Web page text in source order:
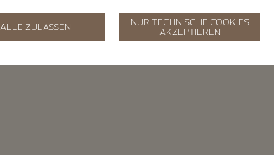
ALLE ZULASSEN NUR TECHNISCHE COOKIES
AKZEPTIEREN